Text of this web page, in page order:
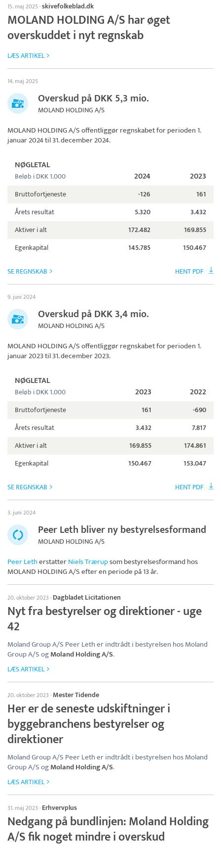
15. maj 2025·skivefolkeblad.dk
MOLAND HOLDING A/S har øget
overskuddet i nyt regnskab
LÆS ARTIKEL
14. maj 2025
Overskud på DKK 5,3 mio.
MOLAND HOLDING A/S
MOLAND HOLDING A/Soffentliggør regnskabet for perioden 1.
januar 2024 til 31. december 2024.
NØGLETAL
Beløb i DKK 1.000 2024 2023
Bruttofortjeneste -126
161
Årets resultat
5.320
3.432
Aktiver i alt
172.482
169.855
Egenkapital
145.785 150.467
SE REGNSKAB HENT PDF
9. juni 2024
Overskud på DKK 3,4 mio.
MOLAND HOLDING A/S
MOLAND HOLDING A/Soffentliggør regnskabet for perioden 1.
januar 2023 til 31. december 2023.
NØGLETAL
Beløb i DKK 1.000 2023 2022
Bruttofortjeneste 161
-690
Årets resultat
3.432
7.817
Aktiver i alt
169.855
174.861
Egenkapital
150.467 153.047
SE REGNSKAB HENT PDF
3. juni 2024
Peer Leth bliver ny bestyrelsesformand
MOLAND HOLDING A/S
Peer LetherstatterNiels Trærupsom bestyrelsesformand hos
MOLAND HOLDING A/Sefter en periode på 13 år.
20. oktober 2023 · Dagbladet Licitationen
Nyt fra bestyrelser og direktioner - uge
42
Moland Group A/S Peer Leth er indtrådt i bestyrelsen hos Moland
Group A/S ogMoland Holding A/S.
LÆS ARTIKEL
20. oktober 2023 · Mester Tidende
Her er de seneste udskiftninger i
byggebranchens bestyrelser og
direktioner
Moland Group A/S Peer Leth er indtrådt i bestyrelsen hos Moland
Group A/S ogMoland Holding A/S.
LÆS ARTIKEL
31. maj 2023 · Erhvervplus
Nedgang på bundlinjen: Moland Holding
A/S fik noget mindre i overskud